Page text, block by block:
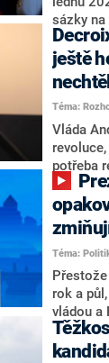
nepřítel,
sázky na
hlava
zmiňují
Andreje
o
značně
nemá
ještě
Téma:
Vláda
potřeba
Tejce
práva
adresu
vrátila k
hnutí
Téma:
rok a
vládou a
tom,
koalice.